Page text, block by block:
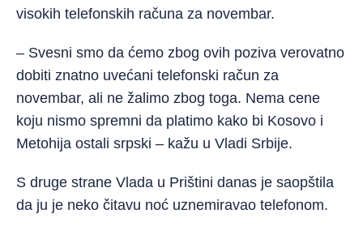
visokih telefonskih računa za novembar.
– Svesni smo da ćemo zbog ovih poziva verovatno
dobiti znatno uvećani telefonski račun za
novembar, ali ne žalimo zbog toga. Nema cene
koju nismo spremni da platimo kako bi Kosovo i
Metohija ostali srpski – kažu u Vladi Srbije.
S druge strane Vlada u Prištini danas je saopštila
da ju je neko čitavu noć uznemiravao telefonom.